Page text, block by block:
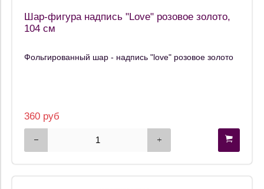
Шар-фигура надпись "Love" розовое золото,
104 см
Фольгированный шар - надпись "love" розовое золото
360 руб